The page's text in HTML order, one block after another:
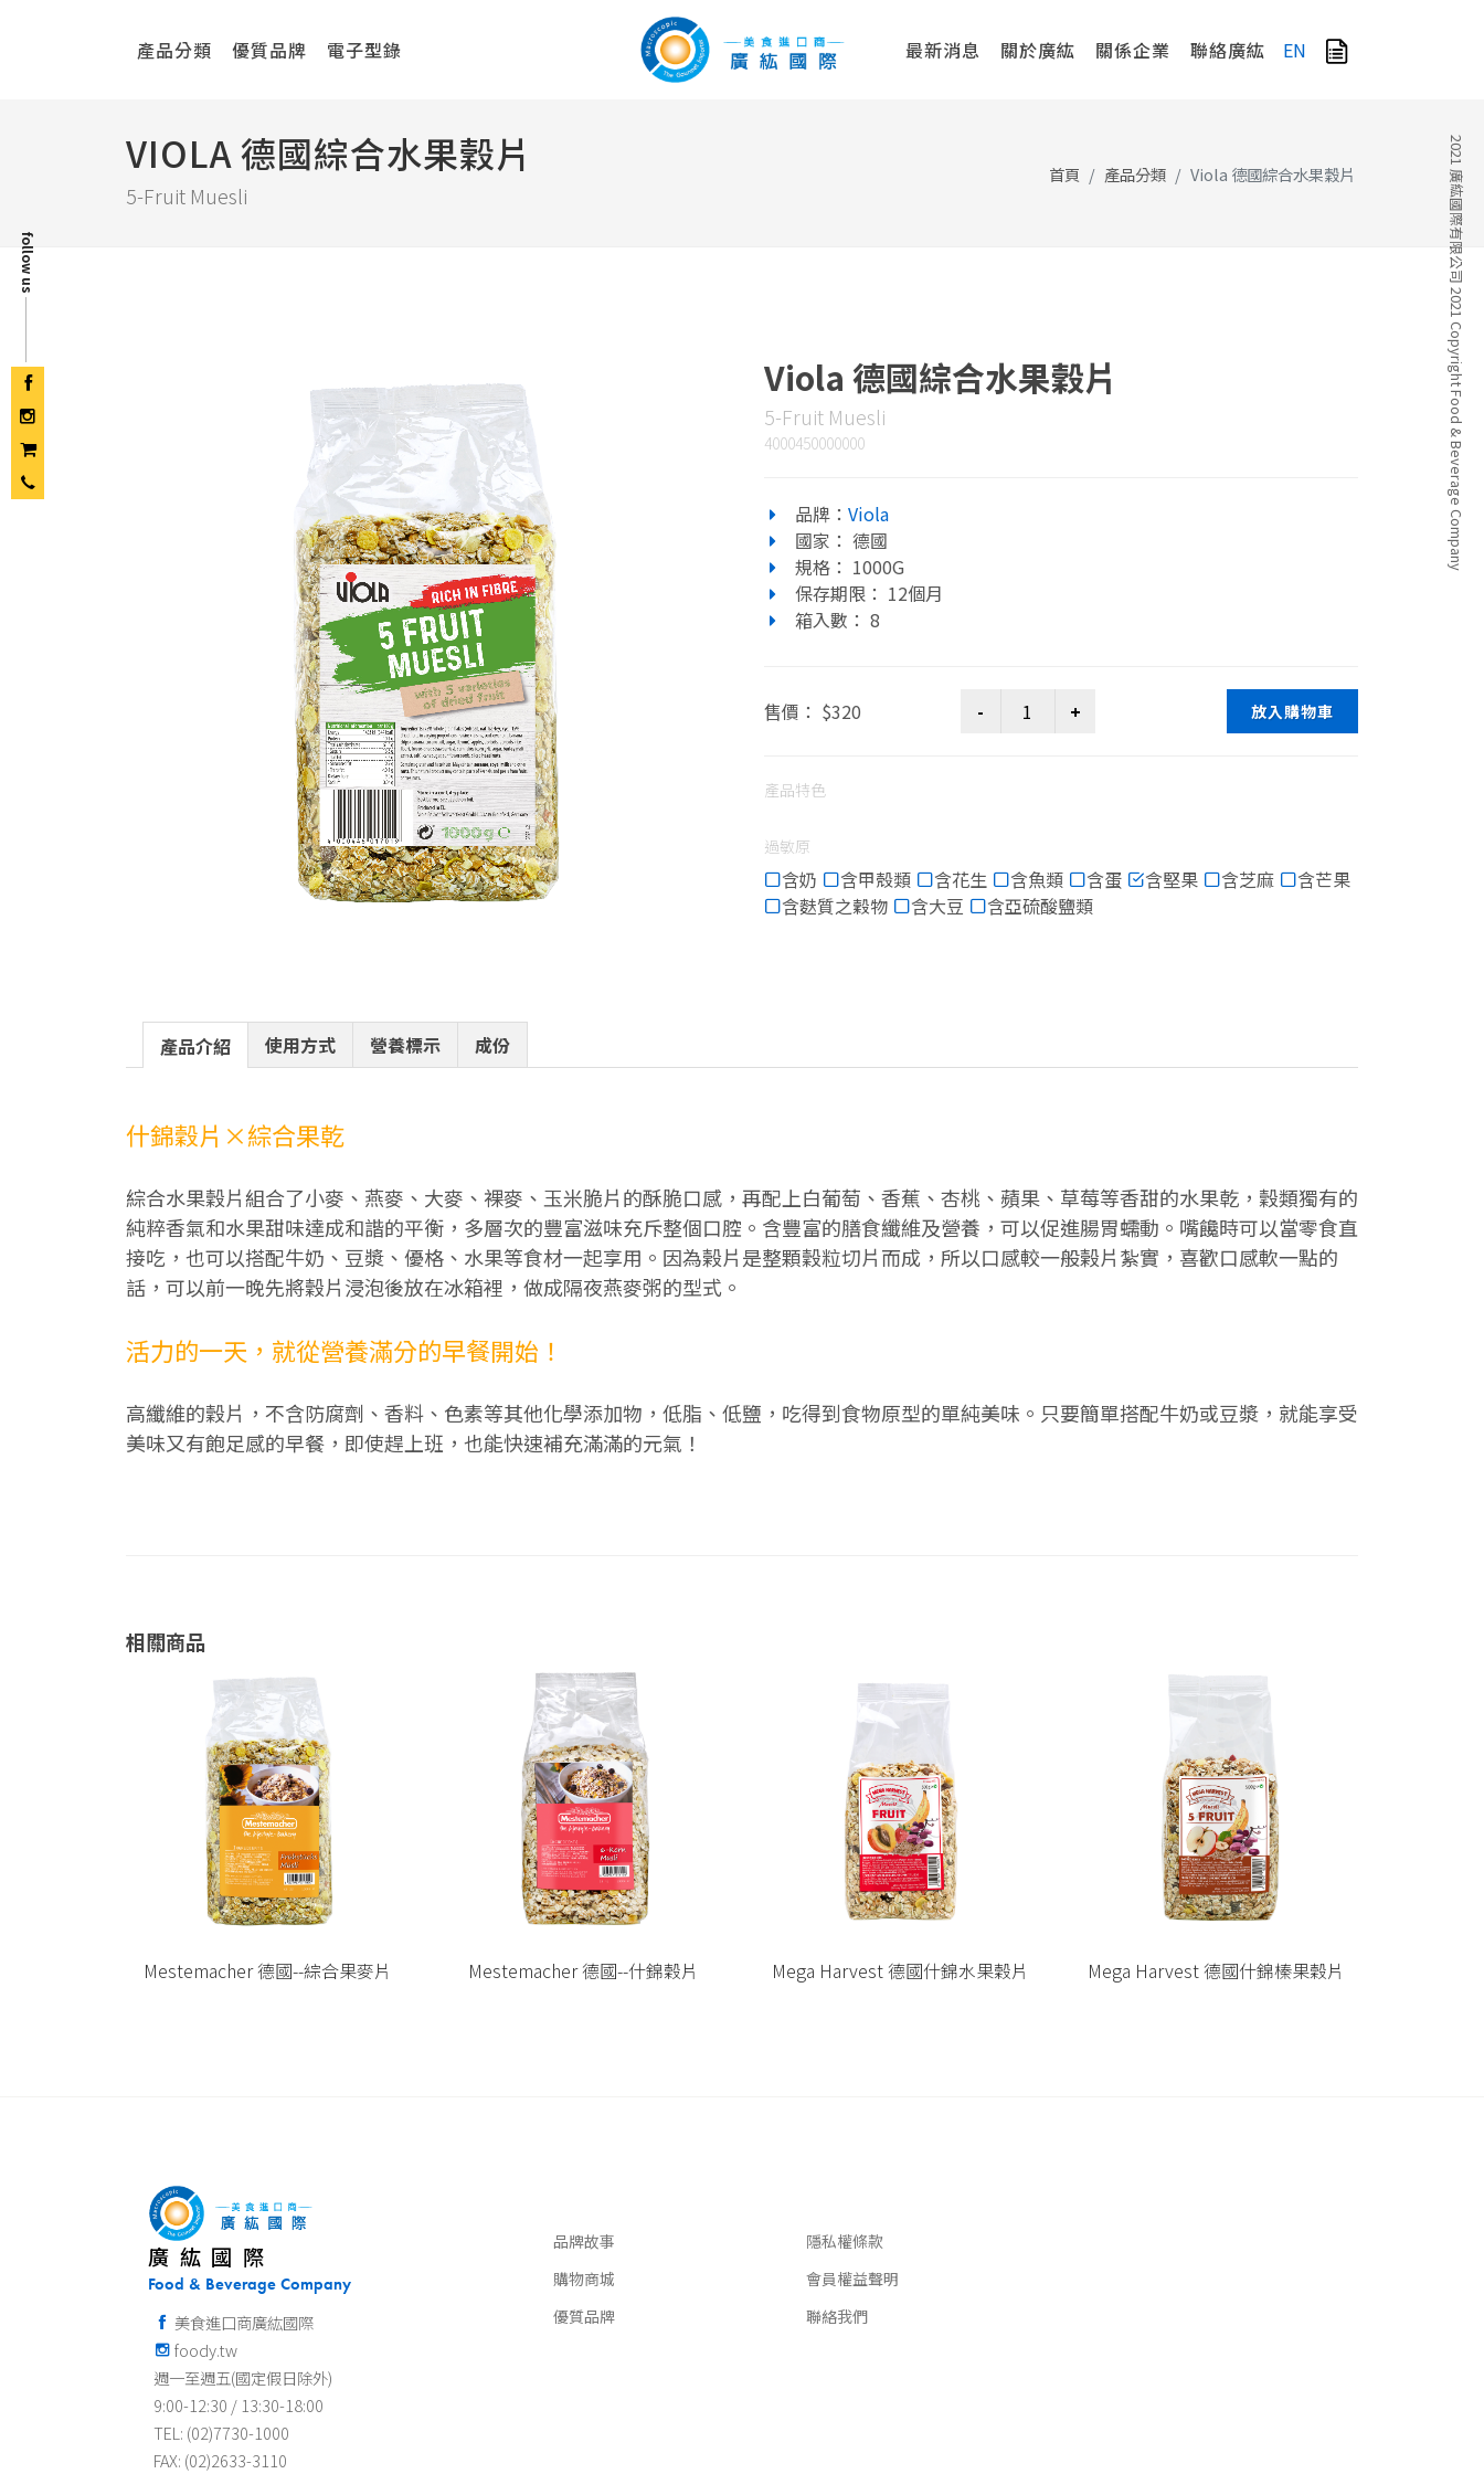
最新消息 關於廣紘 關係企業 聯絡廣紘 EN
產品分類 優質品牌 電子型錄
VIOLA 德國綜合水果穀片
5-Fruit Muesli
首頁 產品分類 Viola 德國綜合水果穀片
Viola 德國綜合水果穀片
5-Fruit Muesli
4000450000000
品牌： Viola
國家： 德國
規格： 1000G
保存期限： 12個月
箱入數： 8
售價： $320 放入購物車
產品特色
過敏原
含奶 含甲殼類 含花生 含魚類 含蛋 含堅果 含芝麻
含芒果
含麩質之穀物
含大豆 含亞硫酸鹽類
產品介紹 使用方式 營養標示 成份
什錦穀片×綜合果乾
綜合水果穀片組合了小麥、燕麥、大麥、裸麥、玉米脆片的酥脆口感，再配上白葡萄、香蕉、杏桃、蘋果、草莓等香甜的水果乾，穀類獨有的
純粹香氣和水果甜味達成和諧的平衡，多層次的豐富滋味充斥整個口腔。含豐富的膳食纖維及營養，可以促進腸胃蠕動。嘴饞時可以當零食直
接吃，也可以搭配牛奶、豆漿、優格、水果等食材一起享用。因為榖片是整顆穀粒切片而成，所以口感較一般榖片紮實，喜歡口感軟一點的
話，可以前一晚先將穀片浸泡後放在冰箱裡，做成隔夜燕麥粥的型式。
活力的一天，就從營養滿分的早餐開始！
高纖維的穀片，不含防腐劑、香料、色素等其他化學添加物，低脂、低鹽，吃得到食物原型的單純美味。只要簡單搭配牛奶或豆漿，就能享受
美味又有飽足感的早餐，即使趕上班，也能快速補充滿滿的元氣！
相關商品
Mestemacher 德國--綜合果麥片 Mestemacher 德國--什錦穀片 Mega Harvest 德國什錦水果穀片 Mega Harvest 德國什錦榛果穀片
廣紘國際
Food & Beverage Company
美食進口商廣紘國際
foody.tw
週一至週五(國定假日除外)
9:00-12:30 / 13:30-18:00
TEL: (02)7730-1000
FAX: (02)2633-3110
品牌故事
購物商城
優質品牌
隱私權條款
會員權益聲明
聯絡我們
follow us 2021 廣紘國際有限公司 2021 Copyright Food & Beverage Company